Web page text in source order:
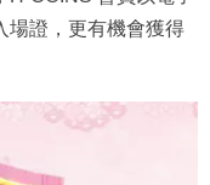
場證，更有機會獲得